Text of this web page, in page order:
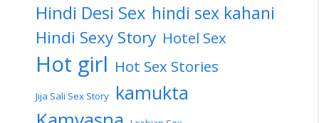
Hindi Desi Sex hindi sex kahani
Hindi Sexy Story Hotel Sex
Hot girl Hot Sex Stories
Jija Sali Sex Story kamukta